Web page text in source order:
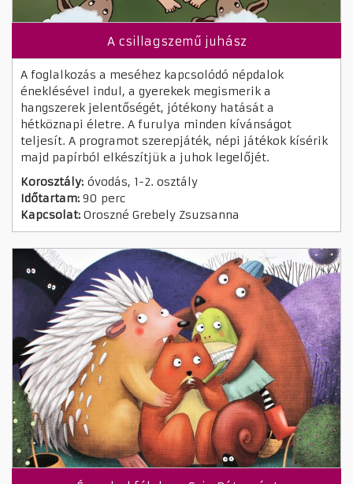
A csillagszemű juhász
A foglalkozás a meséhez kapcsolódó népdalok
éneklésével indul, a gyerekek megismerik a
hangszerek jelentőségét, jótékony hatását a
hétköznapi életre. A furulya minden kívánságot
teljesít. A programot szerepjáték, népi játékok kísérik
majd papírból elkészítjük a juhok legelőjét.
Korosztály: óvodás, 1-2. osztály
Időtartam: 90 perc
Kapcsolat: Oroszné Grebely Zsuzsanna